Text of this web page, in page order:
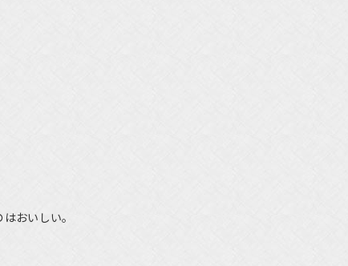
おいしい。